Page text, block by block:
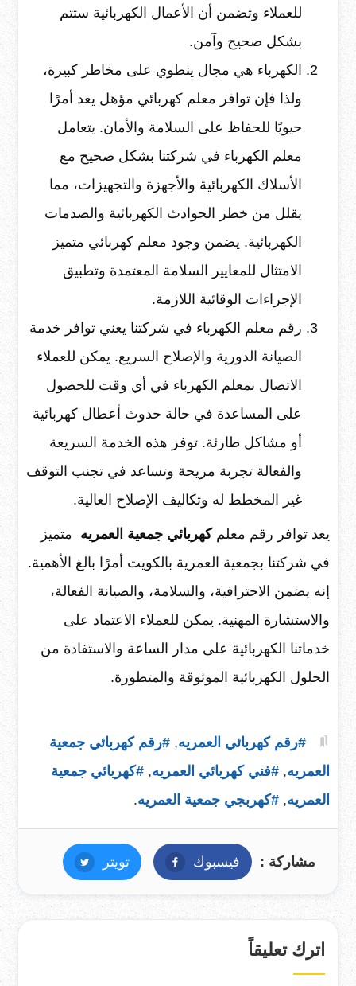
للعملاء وتضمن أن الأعمال الكهربائية ستتم
بشكل صحيح وآمن.
الكهرباء هي مجال ينطوي على مخاطر كبيرة،
ولذا فإن توافر معلم كهربائي مؤهل يعد أمرًا
حيويًا للحفاظ على السلامة والأمان. يتعامل
معلم الكهرباء في شركتنا بشكل صحيح مع
الأسلاك الكهربائية والأجهزة والتجهيزات، مما
يقلل من خطر الحوادث الكهربائية والصدمات
الكهربائية. يضمن وجود معلم كهربائي متميز
الامتثال للمعايير السلامة المعتمدة وتطبيق
الإجراءات الوقائية اللازمة.
رقم معلم الكهرباء في شركتنا يعني توافر خدمة
الصيانة الدورية والإصلاح السريع. يمكن للعملاء
الاتصال بمعلم الكهرباء في أي وقت للحصول
على المساعدة في حالة حدوث أعطال كهربائية
أو مشاكل طارئة. توفر هذه الخدمة السريعة
والفعالة تجربة مريحة وتساعد في تجنب التوقف
غير المخطط له وتكاليف الإصلاح العالية.
يعد توافر رقم معلمكهربائي جمعية العمريه متميز
في شركتنا بجمعية العمرية بالكويت أمرًا بالغ الأهمية.
إنه يضمن الاحترافية، والسلامة، والصيانة الفعالة،
والاستشارة المهنية. يمكن للعملاء الاعتماد على
خدماتنا الكهربائية على مدار الساعة والاستفادة من
الحلول الكهربائية الموثوقة والمتطورة.
#رقم كهربائي العمريه, #رقم كهربائي جمعية
العمريه, #فني كهربائي العمريه, #كهربائي جمعية
العمريه, #كهربجي جمعية العمريه.
مشاركة : فيسبوك فيسبوكتويتر تويتر
اترك تعليقاً